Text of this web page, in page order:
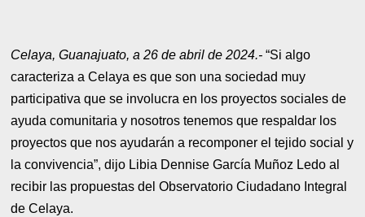
Celaya, Guanajuato, a 26 de abril de 2024.- “Si algo
caracteriza a Celaya es que son una sociedad muy
participativa que se involucra en los proyectos sociales de
ayuda comunitaria y nosotros tenemos que respaldar los
proyectos que nos ayudarán a recomponer el tejido social y
la convivencia”, dijo Libia Dennise García Muñoz Ledo al
recibir las propuestas del Observatorio Ciudadano Integral
de Celaya.